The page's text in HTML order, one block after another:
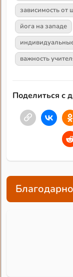
зависимость от
йога на западе
важность
Поделиться с